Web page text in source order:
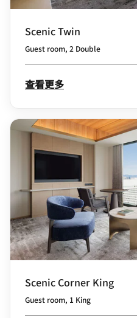
Scenic Twin
Guest room, 2 Double
查看更多
Scenic Corner King
Guest room, 1 King